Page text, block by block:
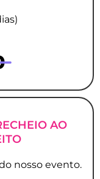
AO
nosso evento.